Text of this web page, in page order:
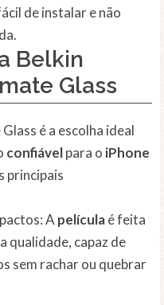
de instalar e não
Belkin
Glass
é a escolha ideal
confiávelpara o iPhone
principais
Apelículaé feita
qualidade, capaz de
sem rachar ou quebrar